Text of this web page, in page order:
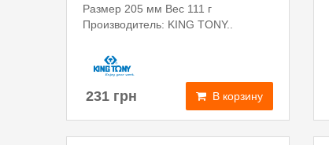
Размер 205 мм Вес 111 г
Производитель: KING TONY..
231 грн В корзину